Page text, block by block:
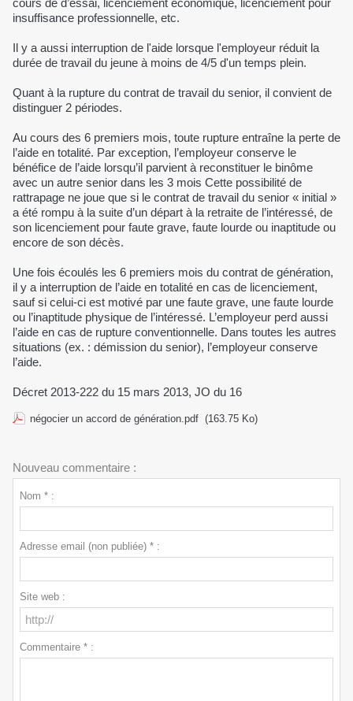
cours de d’essai, licenciement économique, licenciement pour
insuffisance professionnelle, etc.
Il y a aussi interruption de l'aide lorsque l'employeur réduit la
durée de travail du jeune à moins de 4/5 d'un temps plein.
Quant à la rupture du contrat de travail du senior, il convient de
distinguer 2 périodes.
Au cours des 6 premiers mois, toute rupture entraîne la perte de
l’aide en totalité. Par exception, l’employeur conserve le
bénéfice de l’aide lorsqu’il parvient à reconstituer le binôme
avec un autre senior dans les 3 mois Cette possibilité de
rattrapage ne joue que si le contrat de travail du senior « initial »
a été rompu à la suite d’un départ à la retraite de l’intéressé, de
son licenciement pour faute grave, faute lourde ou inaptitude ou
encore de son décès.
Une fois écoulés les 6 premiers mois du contrat de génération,
il y a interruption de l’aide en totalité en cas de licenciement,
sauf si celui-ci est motivé par une faute grave, une faute lourde
ou l’inaptitude physique de l’intéressé. L’employeur perd aussi
l’aide en cas de rupture conventionnelle. Dans toutes les autres
situations (ex. : démission du senior), l’employeur conserve
l’aide.
Décret 2013-222 du 15 mars 2013, JO du 16
négocier un accord de génération.pdf (163.75 Ko)
Nouveau commentaire :
Nom * :
Adresse email (non publiée) * :
Site web :
Commentaire * :